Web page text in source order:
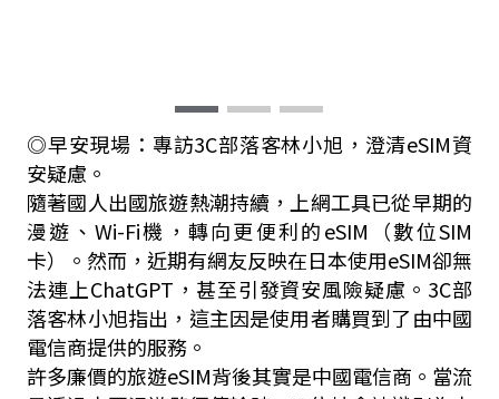
◎早安現場：專訪3C部落客林小旭，澄清eSIM資
安疑慮。
隨著國人出國旅遊熱潮持續，上網工具已從早期的
漫遊、Wi-Fi機，轉向更便利的eSIM（數位SIM
卡）。然而，近期有網友反映在日本使用eSIM卻無
法連上ChatGPT，甚至引發資安風險疑慮。3C部
落客林小旭指出，這主因是使用者購買到了由中國
電信商提供的服務。
許多廉價的旅遊eSIM背後其實是中國電信商。當流